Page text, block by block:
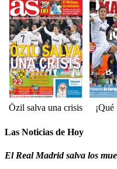
Özil salva una crisis
Las Noticias de Hoy
El Real Madrid salva los